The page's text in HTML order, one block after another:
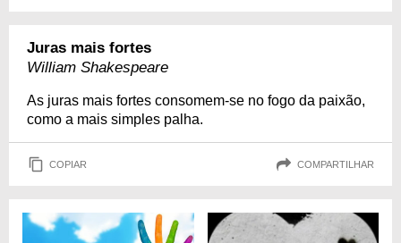
Juras mais fortes
William Shakespeare
As juras mais fortes consomem-se no fogo da paixão,
como a mais simples palha.
COPIAR COMPARTILHAR